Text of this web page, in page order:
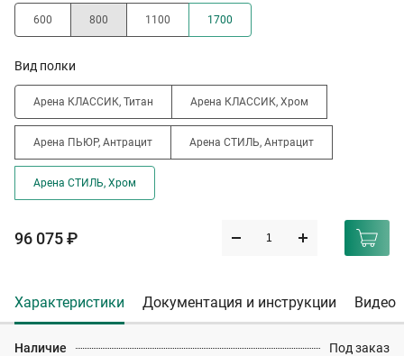
600 800 1100 1700
Вид полки
Арена КЛАССИК, Титан Арена КЛАССИК, Хром
Арена ПЬЮР, Антрацит Арена СТИЛЬ, Антрацит
Арена СТИЛЬ, Хром
96 075 ₽
Характеристики Документация и инструкции Видео
Наличие Под заказ